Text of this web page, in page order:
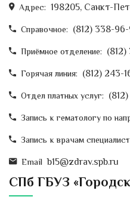
Адрес: 198205, Санкт-
Справочное: (812) 338-
Приёмное отделение:
Горячая линия: (812) 243-
Отдел платных услуг:
Запись к гематологу по
Запись к врачам
Email b15@zdrav.spb.ru
СПб ГБУЗ